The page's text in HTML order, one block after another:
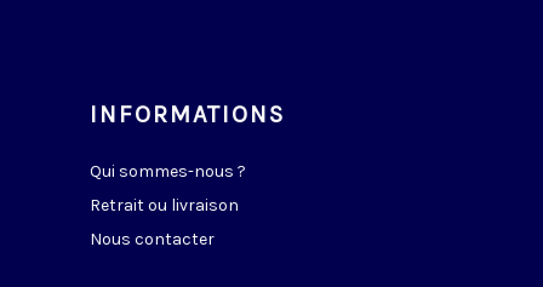
INFORMATIONS
Qui sommes-nous ?
Retrait ou livraison
Nous contacter